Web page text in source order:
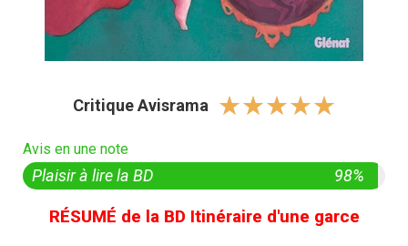
Critique Avisrama ☆☆☆☆☆
Avis en une note
Plaisir à lire la BD 98%
RÉSUMÉ de la BD Itinéraire d'une garce